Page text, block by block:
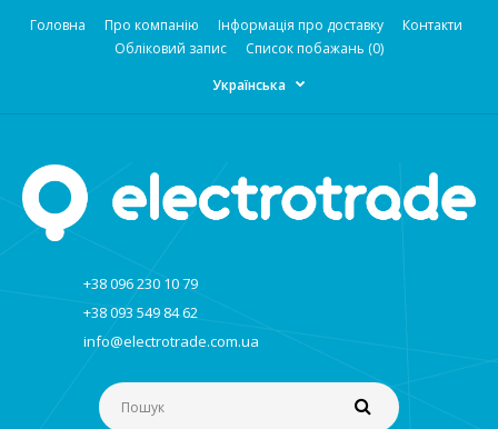
Головна Про компанію Інформація про доставку
Контакти
Обліковий запис
Список побажань (0)
Українська
+38 096 230 10 79
+38 093 549 84 62
info@electrotrade.com.ua